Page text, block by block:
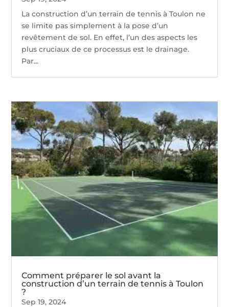
La construction d’un terrain de tennis à Toulon ne
se limite pas simplement à la pose d’un
revêtement de sol. En effet, l’un des aspects les
plus cruciaux de ce processus est le drainage.
Par...
Comment préparer le sol avant la
construction d’un terrain de tennis à Toulon
?
Sep 19, 2024